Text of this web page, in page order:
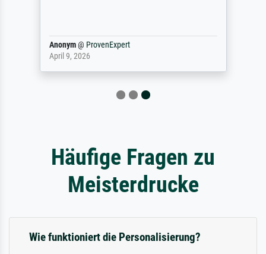
Anonym@ ProvenExpert
April 9, 2026
Häufige Fragen zu
Meisterdrucke
Wie funktioniert die Personalisierung?